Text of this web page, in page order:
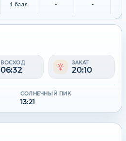
1 балл - -
ВОСХОД
06:32
ЗАКАТ
20:10
СОЛНЕЧНЫЙ ПИК
13:21